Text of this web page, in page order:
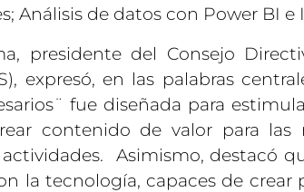
Análisis de datos con Power BI
presidente del Consejo
expresó, en las palabras
fue diseñada para
contenido de valor para las
Asimismo, destacó
la tecnología, capaces de